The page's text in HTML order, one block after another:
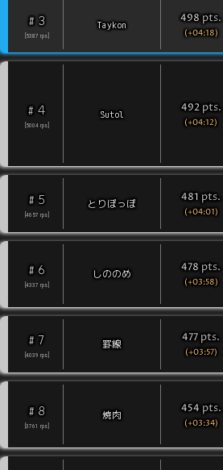
# 3
5387 rps
Taykon 498 pts.
(+04:18)
# 4
5004 rps
Sutol 492 pts.
(+04:12)
# 5
4657 rps
とりぽっぽ 481 pts.
(+04:01)
# 6
4337 rps
しののめ 478 pts.
(+03:58)
# 7
4039 rps
罫線 477 pts.
(+03:57)
# 8
3761 rps
焼肉 454 pts.
(+03:34)